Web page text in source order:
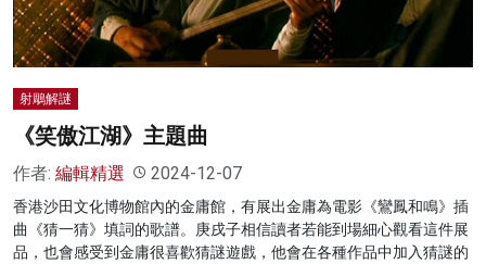
射鵰解謎
《笑傲江湖》主題曲
作者: 編輯精選 2024-12-07
香港沙田文化博物館內的金庸館，有展出金庸為電影《鸞鳳和鳴》插
曲《猜一猜》填詞的歌譜。庚戌子相信讀者若能到場細心觀看這件展
品，也會感受到金庸很喜歡猜謎遊戲，他會在各種作品中加入猜謎的